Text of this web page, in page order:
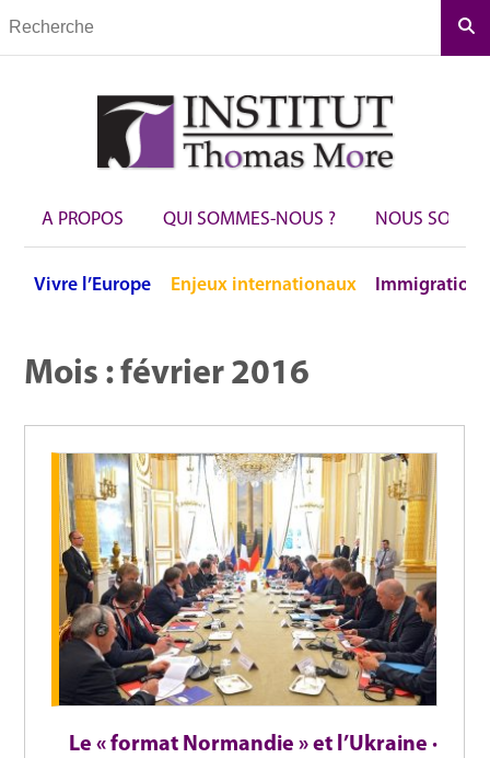
A PROPOS QUI SOMMES-NOUS ? NOUS
Vivre l’Europe Enjeux internationaux Immigration
Mois :février 2016
Le « format Normandie » et l’Ukraine ·